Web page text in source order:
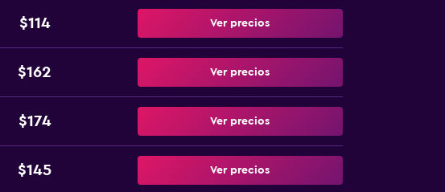
$114 Ver precios
$162 Ver precios
$174 Ver precios
$145 Ver precios